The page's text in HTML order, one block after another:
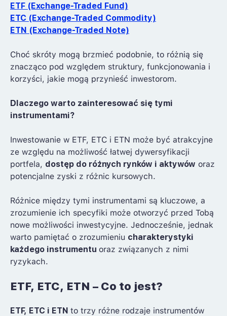
ETF (Exchange-Traded Fund)
ETC (Exchange-Traded Commodity)
ETN (Exchange-Traded Note)
Choć skróty mogą brzmieć podobnie, to różnią się
znacząco pod względem struktury, funkcjonowania i
korzyści, jakie mogą przynieść inwestorom.
Dlaczego warto zainteresować się tymi
instrumentami?
Inwestowanie w ETF, ETC i ETN może być atrakcyjne
ze względu na możliwość łatwej dywersyfikacji
portfela, dostęp do różnych rynków i aktywów oraz
potencjalne zyski z różnic kursowych.
Różnice między tymi instrumentami są kluczowe, a
zrozumienie ich specyfiki może otworzyć przed Tobą
nowe możliwości inwestycyjne. Jednocześnie, jednak
warto pamiętać o zrozumieniu charakterystyki
każdego instrumentu oraz związanych z nimi
ryzykach.
ETF, ETC, ETN – Co to jest?
ETF, ETC i ETN to trzy różne rodzaje instrumentów